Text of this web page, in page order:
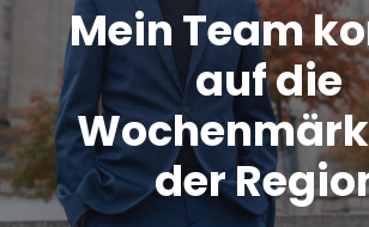
Mein Team
auf die
der